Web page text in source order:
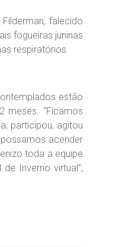
falecido
fogueiras juninas
respiratórios.
estão
meses. “Ficamos
participou, agitou
acender
toda a equipe
Inverno virtual”,